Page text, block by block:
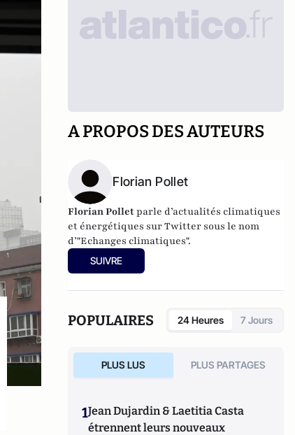
A PROPOS DES AUTEURS
Florian Pollet
Florian Polletparle d’actualités climatiques
et énergétiques sur Twitter sous le nom
d’"Echanges climatiques".
SUIVRE
POPULAIRES 24 Heures 7 Jours
PLUS LUS PLUS PARTAGES
1Jean Dujardin & Laetitia Casta
étrennent leurs nouveaux